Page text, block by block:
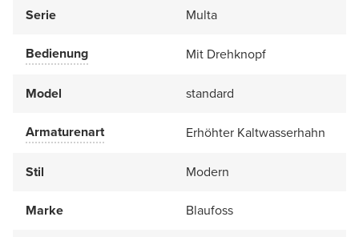
Serie
Multa
Bedienung Mit Drehknopf
Model standard
Armaturenart Erhöhter Kaltwasserhahn
Stil Modern
Marke Blaufoss